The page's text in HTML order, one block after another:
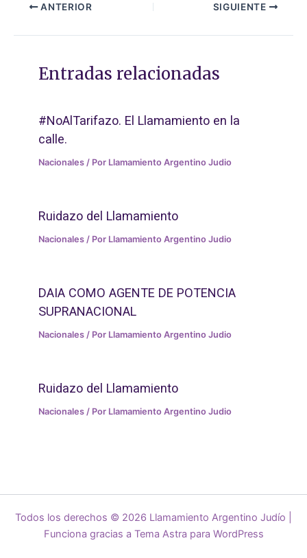
ANTERIOR SIGUIENTE
Entradas relacionadas
#NoAlTarifazo. El Llamamiento en la
calle.
Nacionales / Por Llamamiento Argentino Judio
Ruidazo del Llamamiento
Nacionales / Por Llamamiento Argentino Judio
DAIA COMO AGENTE DE POTENCIA
SUPRANACIONAL
Nacionales / Por Llamamiento Argentino Judio
Ruidazo del Llamamiento
Nacionales / Por Llamamiento Argentino Judio
Todos los derechos © 2026 Llamamiento Argentino Judío |
Funciona gracias a Tema Astra para WordPress